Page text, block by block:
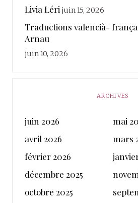
Livia Léri juin 15, 2026
Traductions valencià-
Arnau
juin 10, 2026
ARCHIVES
juin 2026
mai
avril 2026
mars
février 2026
décembre 2025
octobre 2025